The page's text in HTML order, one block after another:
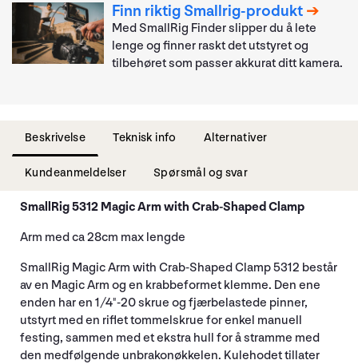
Finn riktig Smallrig-produkt
Med SmallRig Finder slipper du å lete
lenge og finner raskt det utstyret og
tilbehøret som passer akkurat ditt kamera.
Beskrivelse Teknisk info Alternativer
Kundeanmeldelser Spørsmål og svar
SmallRig 5312 Magic Arm with Crab-Shaped Clamp
Arm med ca 28cm max lengde
SmallRig Magic Arm with Crab-Shaped Clamp 5312 består
av en Magic Arm og en krabbeformet klemme. Den ene
enden har en 1/4"-20 skrue og fjærbelastede pinner,
utstyrt med en riflet tommelskrue for enkel manuell
festing, sammen med et ekstra hull for å stramme med
den medfølgende unbrakonøkkelen. Kulehodet tillater